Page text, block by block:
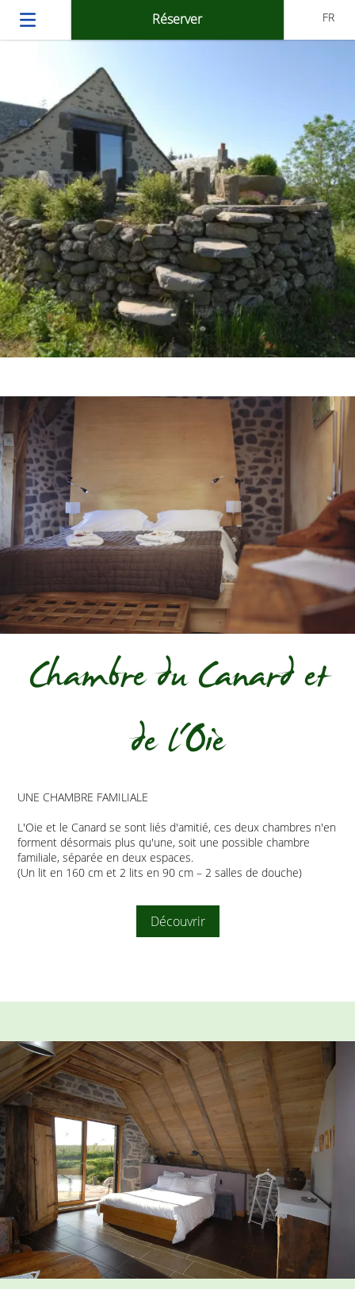
Réserver FR
Chambre du Canard et
de l'Oie
UNE CHAMBRE FAMILIALE
L'Oie et le Canard se sont liés d'amitié, ces deux chambres n'en
forment désormais plus qu'une, soit une possible chambre
familiale, séparée en deux espaces.
(Un lit en 160 cm et 2 lits en 90 cm – 2 salles de douche)
Découvrir